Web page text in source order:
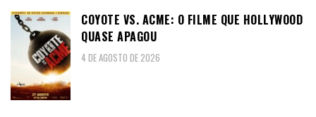
COYOTE VS. ACME: O FILME QUE HOLLYWOOD
QUASE APAGOU
4 DE AGOSTO DE 2026